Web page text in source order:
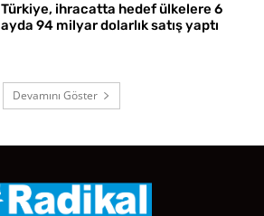
Türkiye, ihracatta hedef ülkelere 6
ayda 94 milyar dolarlık satış yaptı
Devamını Göster